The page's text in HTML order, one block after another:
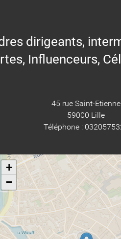
dirigeants,
Influenceurs,
45 rue Saint-Etienne
59000 Lille
Téléphone :
+
−